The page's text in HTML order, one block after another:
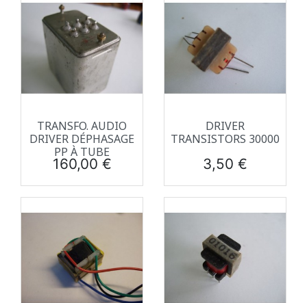
TRANSFO. AUDIO
DRIVER DÉPHASAGE
PP À TUBE
Prix
160,00 €
DRIVER
TRANSISTORS 30000
Prix
3,50 €